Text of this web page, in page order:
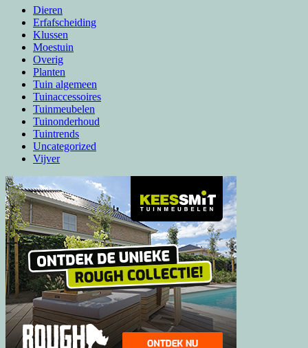
Dieren
Erfafscheiding
Klussen
Moestuin
Overig
Planten
Tuin algemeen
Tuinaccessoires
Tuinmeubelen
Tuinonderhoud
Tuintrends
Uncategorized
Vijver